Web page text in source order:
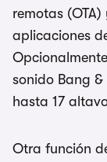
remotas
aplicaciones
sonido Bang
hasta 17
Otra función